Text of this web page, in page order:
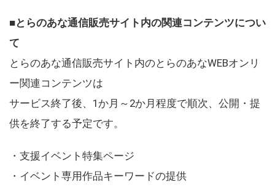
■とらのあな通信販売サイト内の関連コンテンツについ
て
とらのあな通信販売サイト内のとらのあなWEBオンリ
ー関連コンテンツは
サービス終了後、1か月～2か月程度で順次、公開・提
供を終了する予定です。
・支援イベント特集ページ
・イベント専用作品キーワードの提供